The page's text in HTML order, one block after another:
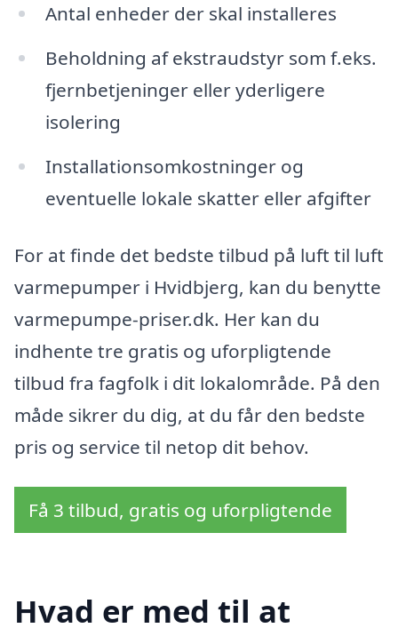
Antal enheder der skal installeres
Beholdning af ekstraudstyr som f.eks.
fjernbetjeninger eller yderligere
isolering
Installationsomkostninger og
eventuelle lokale skatter eller afgifter
For at finde det bedste tilbud på luft til luft
varmepumper i Hvidbjerg, kan du benytte
varmepumpe-priser.dk. Her kan du
indhente tre gratis og uforpligtende
tilbud fra fagfolk i dit lokalområde. På den
måde sikrer du dig, at du får den bedste
pris og service til netop dit behov.
Få 3 tilbud, gratis og uforpligtende
Hvad er med til at